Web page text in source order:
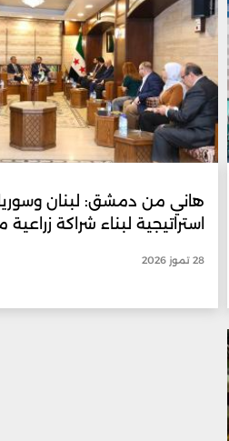
هاني من دمشق: لبنان
استراتيجية لبناء شراكة زراعية
28 تموز 2026